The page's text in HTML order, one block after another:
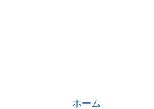
ホーム